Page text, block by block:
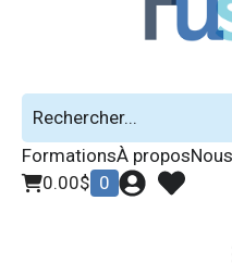
FormationsÀ propos
0.00$ 0